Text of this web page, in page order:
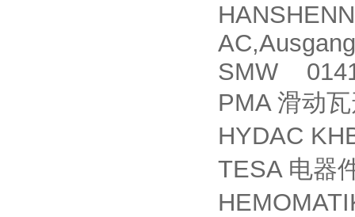
SMW
PMA 滑动
HYDAC
TESA 电器